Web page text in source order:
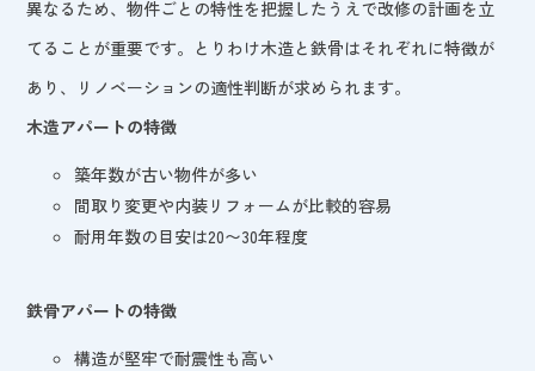
異なるため、物件ごとの特性を把握したうえで改修の計画を立
てることが重要です。とりわけ木造と鉄骨はそれぞれに特徴が
あり、リノベーションの適性判断が求められます。
木造アパートの特徴
築年数が古い物件が多い
間取り変更や内装リフォームが比較的容易
耐用年数の目安は20〜30年程度
鉄骨アパートの特徴
構造が堅牢で耐震性も高い